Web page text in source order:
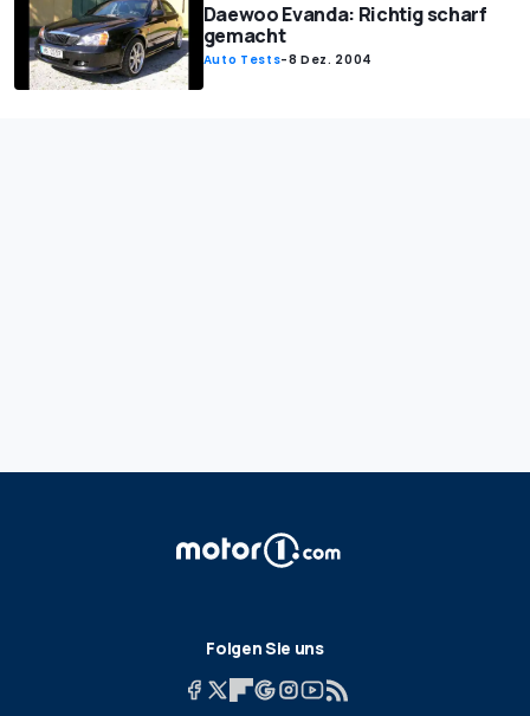
Daewoo Evanda: Richtig scharf
gemacht
Auto Tests-8 Dez. 2004
Folgen Sie uns